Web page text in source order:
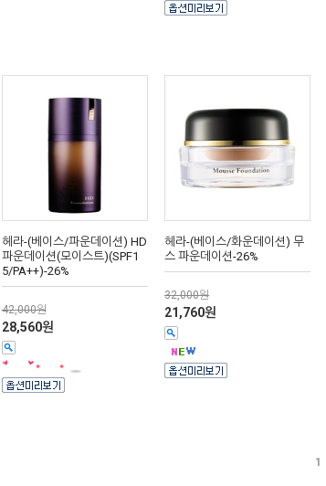
헤라-(베이스/파운데이션) HD
파운데이션(모이스트)(SPF1
5/PA++)-26%
42,000원
28,560원
헤라-(베이스/화운데이션) 무
스 파운데이션-26%
32,000원
21,760원
1